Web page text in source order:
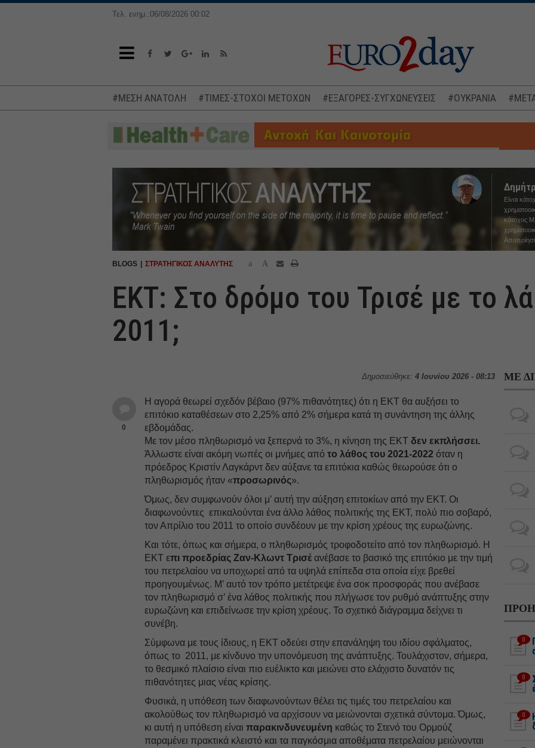
Τελ. ενημ.:06/08/2026 00:02
#ΜΕΣΗ ΑΝΑΤΟΛΗ #ΤΙΜΕΣ-ΣΤΟΧΟΙ ΜΕΤΟΧΩΝ #ΕΞΑΓΟΡΕΣ-ΣΥΓΧΩΝΕΥΣΕΙΣ #ΟΥΚΡΑΝΙΑ
Είναι
κάτοχος
BLOGS ΣΤΡΑΤΗΓΙΚΟΣ ΑΝΑΛΥΤΗΣ a A
EKT: Στο δρόμο του Τρισέ με το
2011;
Δημοσιεύθηκε: 4 Ιουνίου 2026 - 08:13
0
Η αγορά θεωρεί σχεδόν βέβαιο (97% πιθανότητες) ότι η ΕΚΤ θα αυξήσει το
επιτόκιο καταθέσεων στο 2,25% από 2% σήμερα κατά τη συνάντηση της άλλης
εβδομάδας.
Με τον μέσο πληθωρισμό να ξεπερνά το 3%, η κίνηση της ΕΚΤδεν εκπλήσσει.
Άλλωστε είναι ακόμη νωπές οι μνήμες από το λάθος του 2021-2022 όταν η
πρόεδρος Κριστίν Λαγκάρντ δεν αύξανε τα επιτόκια καθώς θεωρούσε ότι ο
πληθωρισμός ήταν «προσωρινός».
Όμως, δεν συμφωνούν όλοι μ’ αυτή την αύξηση επιτοκίων από την ΕΚΤ. Οι
διαφωνούντες επικαλούνται ένα άλλο λάθος πολιτικής της ΕΚΤ, πολύ πιο σοβαρό,
τον Απρίλιο του 2011 το οποίο συνδέουν με την κρίση χρέους της ευρωζώνης.
Και τότε, όπως και σήμερα, ο πληθωρισμός τροφοδοτείτο από τον πληθωρισμό. Η
ΕΚΤ επι προεδρίας Ζαν-Κλωντ Τρισέ ανέβασε το βασικό της επιτόκιο με την τιμή
του πετρελαίου να υποχωρεί από τα υψηλά επίπεδα στα οποία είχε βρεθεί
προηγουμένως. Μ’ αυτό τον τρόπο μετέτρεψε ένα σοκ προσφοράς που ανέβασε
τον πληθωρισμό σ’ ένα λάθος πολιτικής που πλήγωσε τον ρυθμό ανάπτυξης στην
ευρωζώνη και επιδείνωσε την κρίση χρέους. Το σχετικό διάγραμμα δείχνει τι
συνέβη.
Σύμφωνα με τους ίδιους, η ΕΚΤ οδεύει στην επανάληψη του ιδίου σφάλματος,
όπως το 2011, με κίνδυνο την υπονόμευση της ανάπτυξης. Τουλάχιστον, σήμερα,
το θεσμικό πλαίσιο είναι πιο ευέλικτο και μειώνει στο ελάχιστο δυνατόν τις
πιθανότητες μιας νέας κρίσης.
Φυσικά, η υπόθεση των διαφωνούντων θέλει τις τιμές του πετρελαίου και
ακολούθως τον πληθωρισμό να αρχίσουν να μειώνονται σχετικά σύντομα. Όμως,
κι αυτή η υπόθεση είναιπαρακινδυνευμένη καθώς το Στενό του Ορμούζ
παραμένει πρακτικά κλειστό και τα παγκόσμια αποθέματα πετρελαίου μειώνονται
ΜΕ
0
0
0